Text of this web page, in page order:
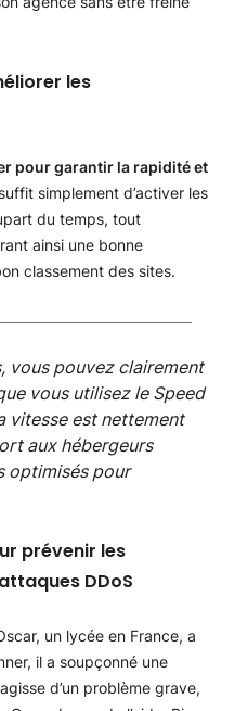
les
pour garantir la rapidité et
simplement d’activer les
du temps, tout
ainsi une bonne
classement des sites.
vous pouvez clairement
vous utilisez le Speed
vitesse est nettement
aux hébergeurs
optimisés pour
prévenir les
DDoS
un lycée en France, a
il a soupçonné une
d’un problème grave,